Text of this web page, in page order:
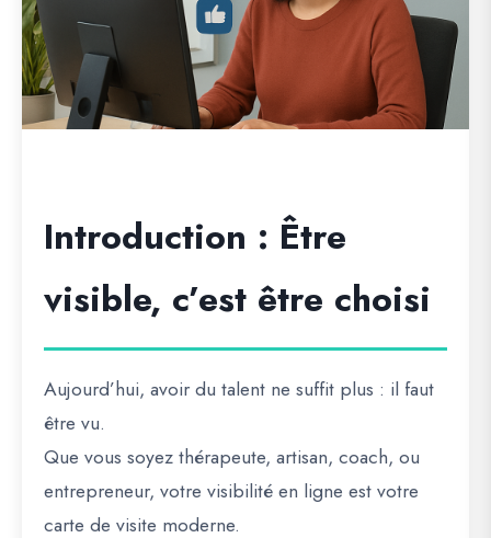
Introduction : Être
visible, c’est être choisi
Aujourd’hui, avoir du talent ne suffit plus : il faut
être vu.
Que vous soyez thérapeute, artisan, coach, ou
entrepreneur, votre visibilité en ligne est votre
carte de visite moderne.